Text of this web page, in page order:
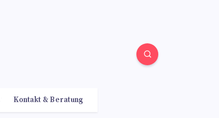
Kontakt & Beratung